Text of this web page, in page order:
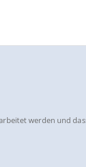
werden und